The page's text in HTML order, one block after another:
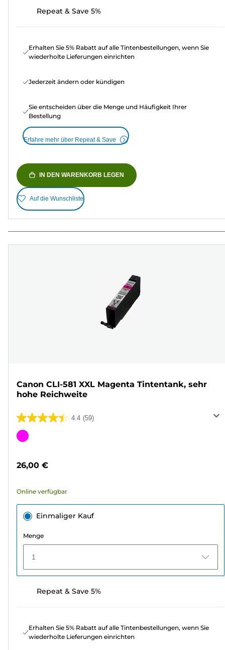
Repeat & Save 5%
Erhalten Sie 5% Rabatt auf alle Tintenbestellungen, wenn Sie
wiederholte Lieferungen einrichten
Jederzeit ändern oder kündigen
Sie entscheiden über die Menge und Häufigkeit Ihrer
Bestellung
Erfahre mehr über Repeat & Save
IN DEN WARENKORB LEGEN
Auf die Wunschliste
Canon CLI-581 XXL Magenta Tintentank, sehr
hohe Reichweite
4.4 (59)
4.4
von
59
Farbpatrone
26,00 €
Online verfügbar
Einmaliger Kauf
Menge
1
Repeat & Save 5%
Erhalten Sie 5% Rabatt auf alle Tintenbestellungen, wenn Sie
wiederholte Lieferungen einrichten